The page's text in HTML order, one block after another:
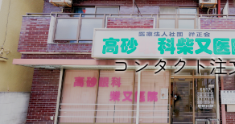
コンタクト注